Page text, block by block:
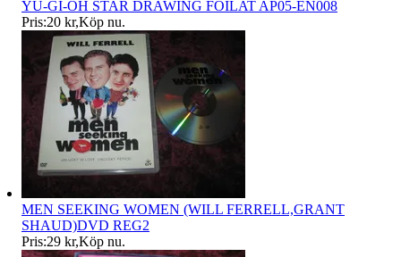
YU-GI-OH STAR DRAWING FOILAT AP05-EN008
Pris:20 kr,Köp nu.
MEN SEEKING WOMEN (WILL FERRELL,GRANT
SHAUD)DVD REG2
Pris:29 kr,Köp nu.